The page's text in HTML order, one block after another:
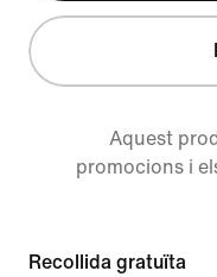
Aquest
promocions i
Recollida gratuïta